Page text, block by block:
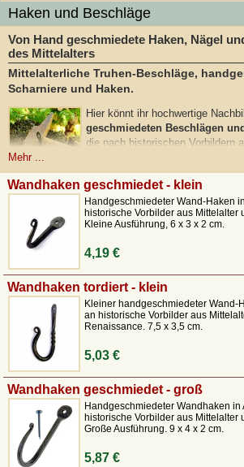
Haken und Beschläge
Von Hand geschmiedete Haken, Nägel
des Mittelalters
Mittelalterliche Truhen-Beschläge,
Scharniere und Haken.
Hier könnt ihr hochwertige
geschmiedeten Beschlägen
die nach historischen Vorbildern
Ausstattung auf einem
Wikinger-Lager findet ihr hier
Eisenwaren für allerlei Einsatzbereiche. So könnt
angebotenen mittelalterlichen Scharnieren,
Beschlägen
eine eigene Wikinger-Kiste
mittelalterliche Truhe bauen. Ferner kann man
geschmiedeter Nägel
kaufen und
Replik von einem Vorhängeschloss der
Mehr ...
Wandhaken geschmiedet - klein
Handgeschmiedeter Wand-Haken
historische Vorbilder aus
Kleine Ausführung, 6 x 3 x 2 cm.
4,19 €
Wandhaken tordiert - klein
Kleiner handgeschmiedeter Wand-
an historische Vorbilder aus
Renaissance. 7,5 x 3,5 cm.
5,03 €
Wandhaken geschmiedet - groß
Handgeschmiedeter Wandhaken in
historische Vorbilder aus
Große Ausführung. 9 x 4 x 2 cm.
5,87 €